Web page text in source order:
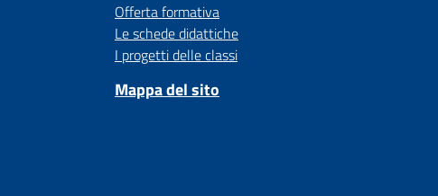
Offerta formativa
Le schede didattiche
I progetti delle classi
Mappa del sito